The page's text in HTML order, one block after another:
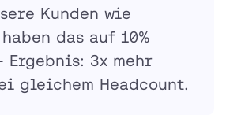
Kunden wie
das auf 10%
3x mehr
gleichem Headcount.